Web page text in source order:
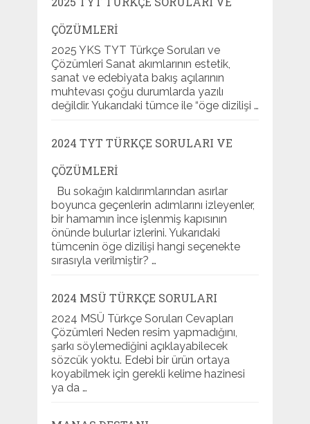
ÇÖZÜMLERI
2025 YKS TYT Türkçe Soruları ve
Çözümleri Sanat akımlarının estetik,
sanat ve edebiyata bakış açılarının
muhtevası çoğu durumlarda yazılı
değildir. Yukarıdaki tümce ile “öge dizilişi …
2024 TYT TÜRKÇE SORULARI VE
ÇÖZÜMLERI
Bu sokağın kaldırımlarından asırlar
boyunca geçenlerin adımlarını izleyenler,
bir hamamın ince işlenmiş kapısının
önünde bulurlar izlerini. Yukarıdaki
tümcenin öge dizilişi hangi seçenekte
sırasıyla verilmiştir? …
2024 MSÜ TÜRKÇE SORULARI
2024 MSÜ Türkçe Soruları Cevapları
Çözümleri Neden resim yapmadığını,
şarkı söylemediğini açıklayabilecek
sözcük yoktu. Edebi bir ürün ortaya
koyabilmek için gerekli kelime hazinesi
ya da …